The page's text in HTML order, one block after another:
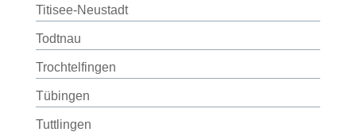
Titisee-Neustadt
Todtnau
Trochtelfingen
Tübingen
Tuttlingen